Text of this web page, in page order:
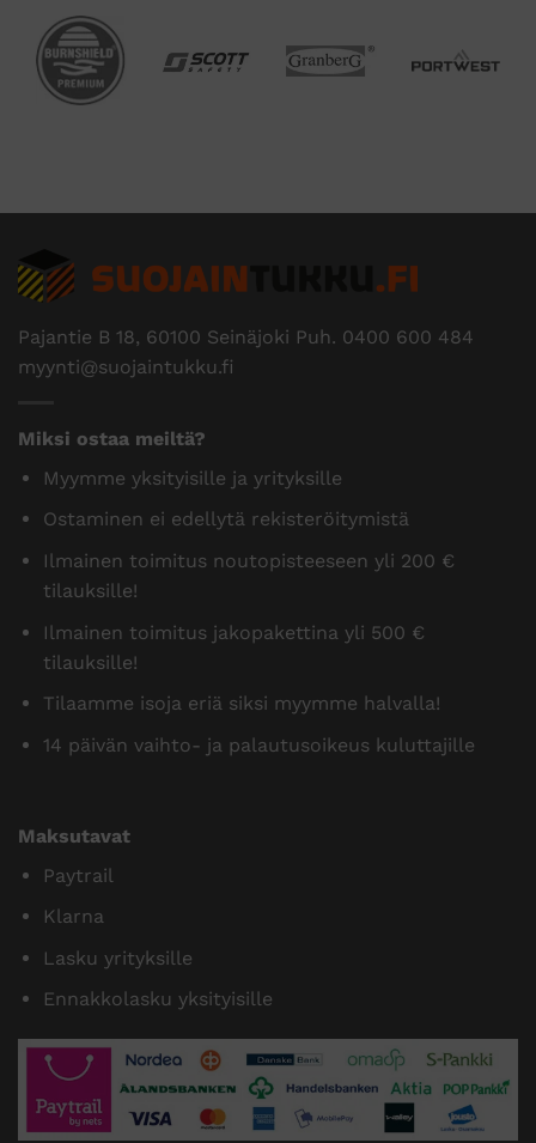
Pajantie B 18, 60100 Seinäjoki Puh. 0400 600 484
myynti@suojaintukku.fi
Miksi ostaa meiltä?
Myymme yksityisille ja yrityksille
Ostaminen ei edellytä rekisteröitymistä
Ilmainen toimitus noutopisteeseen yli 200 €
tilauksille!
Ilmainen toimitus jakopakettina yli 500 €
tilauksille!
Tilaamme isoja eriä siksi myymme halvalla!
14 päivän vaihto- ja palautusoikeus kuluttajille
Maksutavat
Paytrail
Klarna
Lasku yrityksille
Ennakkolasku yksityisille